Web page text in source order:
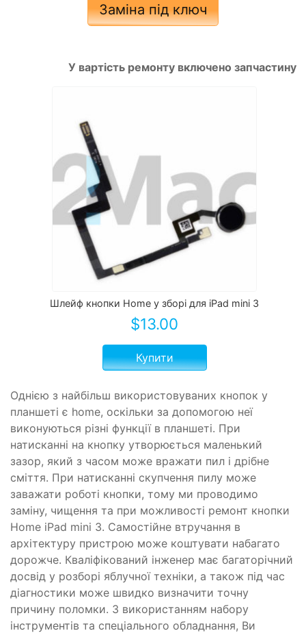
Заміна під ключ
У вартість ремонту включено запчастину
Шлейф кнопки Home у зборі для iPad mini 3
$13.00
Купити
Однією з найбільш використовуваних кнопок у
планшеті є home, оскільки за допомогою неї
виконуються різні функції в планшеті. При
натисканні на кнопку утворюється маленький
зазор, який з часом може вражати пил і дрібне
сміття. При натисканні скупчення пилу може
заважати роботі кнопки, тому ми проводимо
заміну, чищення та при можливості ремонт кнопки
Home iPad mini 3. Самостійне втручання в
архітектуру пристрою може коштувати набагато
дорожче. Кваліфікований інженер має багаторічний
досвід у розборі яблучної техніки, а також під час
діагностики може швидко визначити точну
причину поломки. З використанням набору
інструментів та спеціального обладнання, Ви